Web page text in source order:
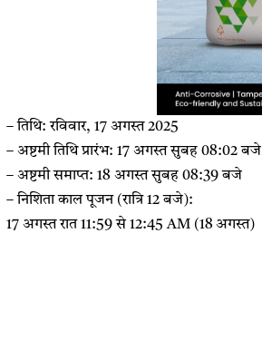
– तिथि: रविवार, 17 अगस्त 2025
– अष्टमी तिथि प्रारंभ: 17 अगस्त सुबह 08:02 बजे
– अष्टमी समाप्त: 18 अगस्त सुबह 08:39 बजे
– निशिता काल पूजन (रात्रि 12 बजे):
17 अगस्त रात 11:59 से 12:45 AM (18 अगस्त)